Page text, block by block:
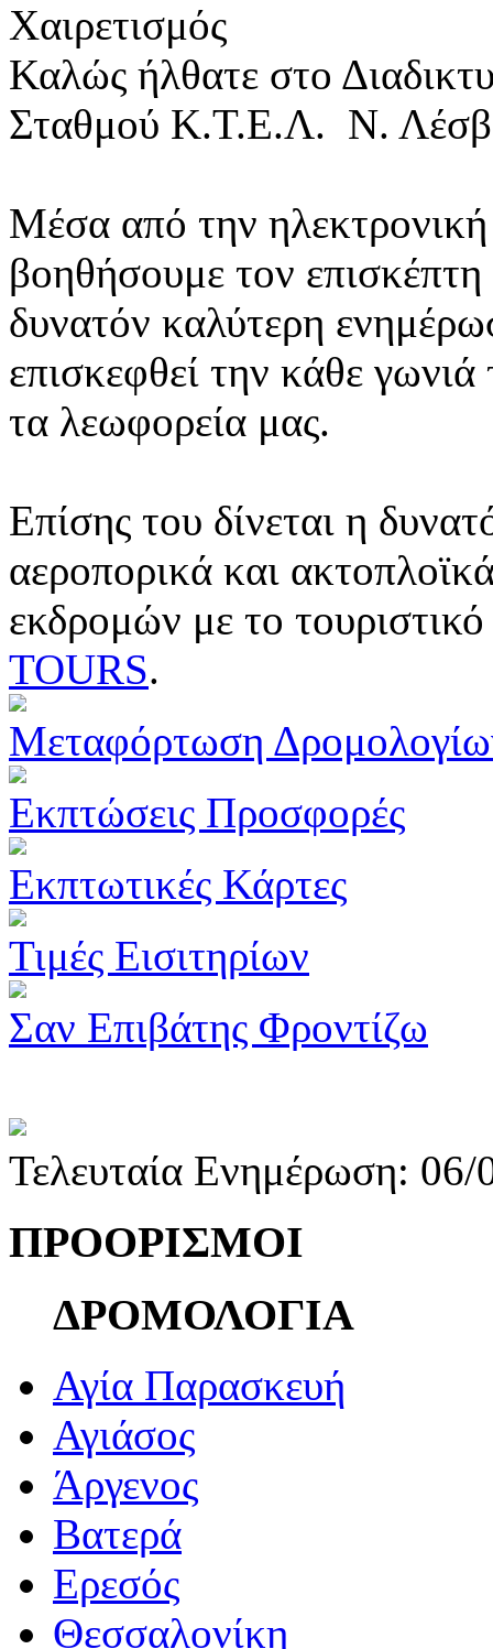
Χαιρετισμός
Καλώς ήλθατε στο
Σταθμού Κ.Τ.Ε.Λ. Ν.
Μέσα από την ηλεκτρονική
βοηθήσουμε τον
δυνατόν καλύτερη
επισκεφθεί την κάθε
τα λεωφορεία μας.
Επίσης του δίνεται η
αεροπορικά και
εκδρομών με το
TOURS.
Μεταφόρτωση
Εκπτώσεις Προσφορές
Εκπτωτικές Κάρτες
Τιμές Εισιτηρίων
Σαν Επιβάτης Φροντίζω
Τελευταία Ενημέρωση:
ΠΡΟΟΡΙΣΜΟΙ
ΔΡΟΜΟΛΟΓΙΑ
Αγία Παρασκευή
Αγιάσος
Άργενος
Βατερά
Ερεσός
Θεσσαλονίκη